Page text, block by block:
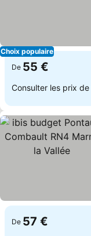
Choix populaire
De 55 €
Consulter les prix de
De 57 €